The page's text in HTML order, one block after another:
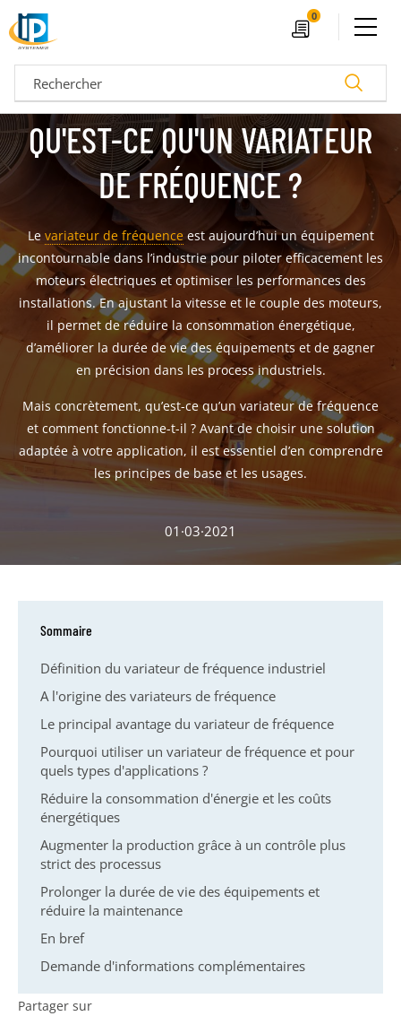
0
Devis
04 72 14 18 00 Nos configurateurs
Ouvrir le menu
QU'EST-CE QU'UN VARIATEUR
DE FRÉQUENCE ?
Le variateur de fréquenceest aujourd’hui un équipement
incontournable dans l’industrie pour piloter efficacement les
moteurs électriques et optimiser les performances des
installations. En ajustant la vitesse et le couple des moteurs,
il permet de réduire la consommation énergétique,
d’améliorer la durée de vie des équipements et de gagner
en précision dans les process industriels.
Mais concrètement, qu’est-ce qu’un variateur de fréquence
et comment fonctionne-t-il ? Avant de choisir une solution
adaptée à votre application, il est essentiel d’en comprendre
les principes de base et les usages.
01·03·2021
Sommaire
Définition du variateur de fréquence industriel
A l'origine des variateurs de fréquence
Le principal avantage du variateur de fréquence
Pourquoi utiliser un variateur de fréquence et pour
quels types d'applications ?
Réduire la consommation d'énergie et les coûts
énergétiques
Augmenter la production grâce à un contrôle plus
strict des processus
Prolonger la durée de vie des équipements et
réduire la maintenance
En bref
Demande d'informations complémentaires
Partager sur